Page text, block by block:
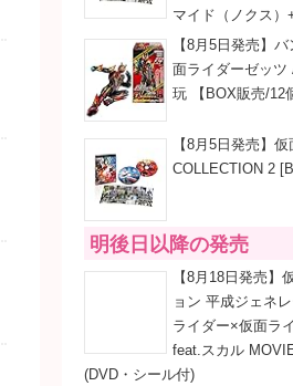
マイド（ノクス）
【8月5日発売】
面ライダーゼッ
玩 【BOX販売/12
【8月5日発売】
COLLECTION 2
明後日以降の発売
【8月18日発売】
ョン 平成ジェネ
ライダー×仮面ラ
feat.スカル
(DVD・シール付)